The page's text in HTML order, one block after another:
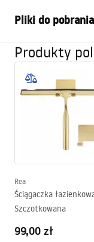
Sposób montażu:
Kolor:
Rodzaj wylewki:
Materiał:
Zasięg wylewki:
Gwarancja
Pliki do
Instrukcja
manual
manual podt.pdf
Instrukcja
instrukcja_-
Produkty
Rea
Ściągaczka
Szczotkowana
99,00 zł